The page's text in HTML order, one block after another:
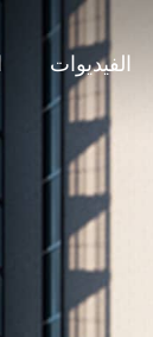
الفيديوات